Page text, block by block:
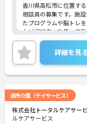
香川県高松市に位置す
相談員の募集です。施
たプログラムや脳トレ
など認知症の改善・予
ます。
年間休日が110日もある
リハリをつけた働き方
平均10時間程度なので
ながらご勤務いただけ
に詳細をお話しいたし
さい！
詳細を見
通所介護（デイサービス）
株式会社トータルケアサー
ルケアサービス